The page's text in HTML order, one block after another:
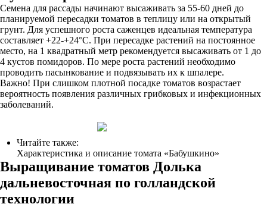
Семена для рассады начинают высаживать за 55-60 дней до
планируемой пересадки томатов в теплицу или на открытый
грунт. Для успешного роста саженцев идеальная температура
составляет +22-+24°C. При пересадке растений на постоянное
место, на 1 квадратный метр рекомендуется высаживать от 1 до
4 кустов помидоров. По мере роста растений необходимо
проводить пасынкование и подвязывать их к шпалере.
Важно! При слишком плотной посадке томатов возрастает
вероятность появления различных грибковых и инфекционных
заболеваний.
Читайте также:
Характеристика и описание томата «Бабушкино»
Выращивание томатов Долька
дальневосточная по голландской
технологии